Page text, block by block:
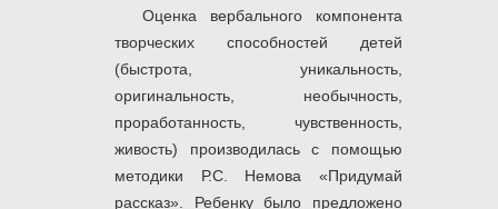
Оценка вербального компонента
творческих способностей детей
(быстрота, уникальность,
оригинальность, необычность,
проработанность, чувственность,
живость) производилась с помощью
методики Р.С. Немова «Придумай
рассказ». Ребенку было предложено